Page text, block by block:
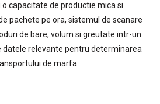
capacitate de productie mica si
pachete pe ora, sistemul de scanare
de bare, volum si greutate intr-un
datele relevante pentru determinarea
de marfa.